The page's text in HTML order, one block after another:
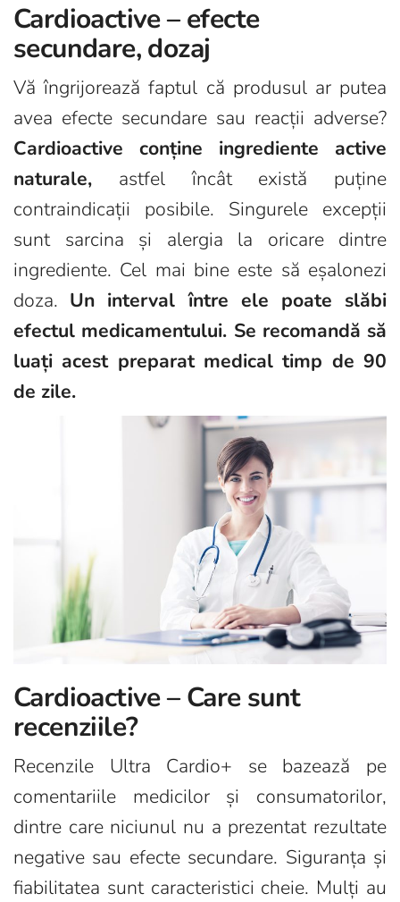
Cardioactive – efecte
secundare, dozaj
Vă îngrijorează faptul că produsul ar putea
avea efecte secundare sau reacții adverse?
Cardioactive conține ingrediente active
naturale, astfel încât există puține
contraindicații posibile. Singurele excepții
sunt sarcina și alergia la oricare dintre
ingrediente. Cel mai bine este să eșalonezi
doza. Un interval între ele poate slăbi
efectul medicamentului. Se recomandă să
luați acest preparat medical timp de 90
de zile.
Cardioactive – Care sunt
recenziile?
Recenzile Ultra Cardio+ se bazează pe
comentariile medicilor și consumatorilor,
dintre care niciunul nu a prezentat rezultate
negative sau efecte secundare. Siguranța și
fiabilitatea sunt caracteristici cheie. Mulți au